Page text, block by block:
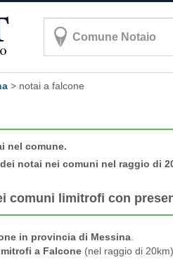
> notai a falcone
nel comune.
notai nei comuni nel raggio di
comuni limitrofi con
in provincia di Messina
a Falcone (nel raggio di